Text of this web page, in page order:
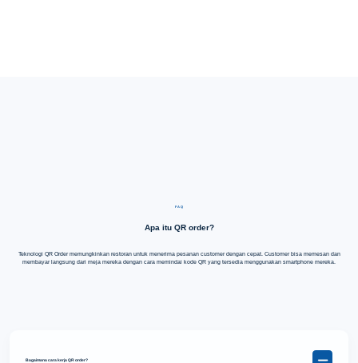
FAQ
Apa itu QR order?
Teknologi QR Order memungkinkan restoran untuk menerima pesanan customer dengan cepat. Customer bisa memesan dan
membayar langsung dari meja mereka dengan cara memindai kode QR yang tersedia menggunakan smartphone mereka.
Bagaimana cara kerja QR order?